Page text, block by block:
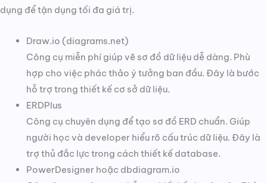
dụng để tận dụng tối đa giá trị.
Draw.io (diagrams.net)
Công cụ miễn phí giúp vẽ sơ đồ dữ liệu dễ dàng. Phù
hợp cho việc phác thảo ý tưởng ban đầu. Đây là bước
hỗ trợ trong thiết kế cơ sở dữ liệu.
ERDPlus
Công cụ chuyên dụng để tạo sơ đồ ERD chuẩn. Giúp
người học và developer hiểu rõ cấu trúc dữ liệu. Đây là
trợ thủ đắc lực trong cách thiết kế database.
PowerDesigner hoặc dbdiagram.io